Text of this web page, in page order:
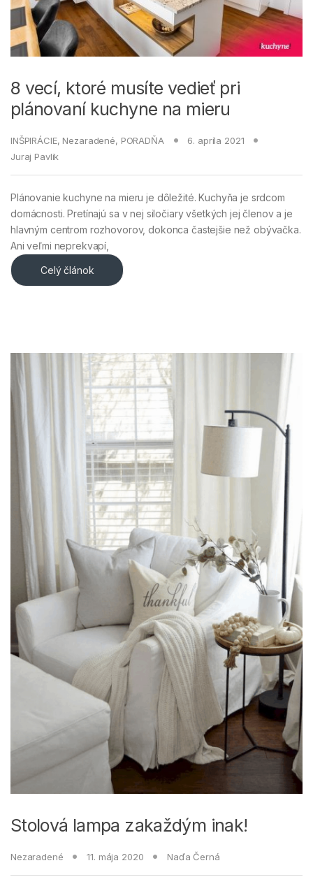
8 vecí, ktoré musíte vedieť pri
plánovaní kuchyne na mieru
INŠPIRÁCIE, Nezaradené, PORADŇA
6. apríla 2021
Juraj Pavlik
Plánovanie kuchyne na mieru je dôležité. Kuchyňa je srdcom
domácnosti. Pretínajú sa v nej siločiary všetkých jej členov a je
hlavným centrom rozhovorov, dokonca častejšie než obývačka.
Ani veľmi neprekvapí,
Celý článok
Stolová lampa zakaždým inak!
Nezaradené 11. mája 2020 Naďa Černá